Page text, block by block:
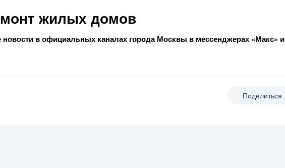
жилых домов
новости в официальных каналах города Москвы в мессенджерах «Макс» и
Поделиться